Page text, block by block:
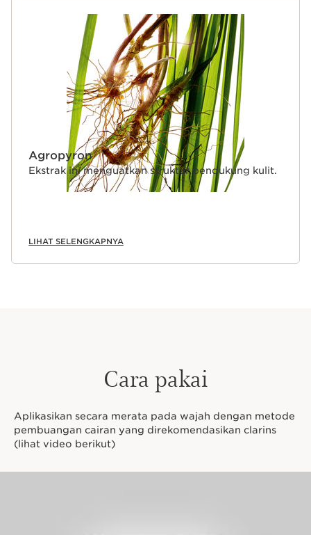
Agropyron
Ekstrak ini menguatkan struktur pendukung kulit.
LIHAT SELENGKAPNYA
Cara pakai
Aplikasikan secara merata pada wajah dengan metode
pembuangan cairan yang direkomendasikan clarins
(lihat video berikut)